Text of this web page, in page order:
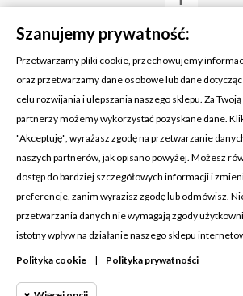
KONTAKT Z NAMI
Adres:
Cosmetic4car
Budzisz 73A
39-200 Dębica
Dominik:
Klaudia: +48 730634730
Szanujemy prywatność:
Przetwarzamy pliki cookie, przechowujemy
oraz przetwarzamy dane osobowe lub dane
celu rozwijania i ulepszania naszego sklepu. Za
partnerzy możemy wykorzystać pozyskane dane.
"Akceptuję", wyrażasz zgodę na przetwarzanie
naszych partnerów, jak opisano powyżej. Możesz
dostęp do bardziej szczegółowych informacji i
preferencje, zanim wyrazisz zgodę lub odmówisz.
przetwarzania danych nie wymagają zgody
istotny wpływ na działanie naszego sklepu
Polityka cookie | Polityka prywatności